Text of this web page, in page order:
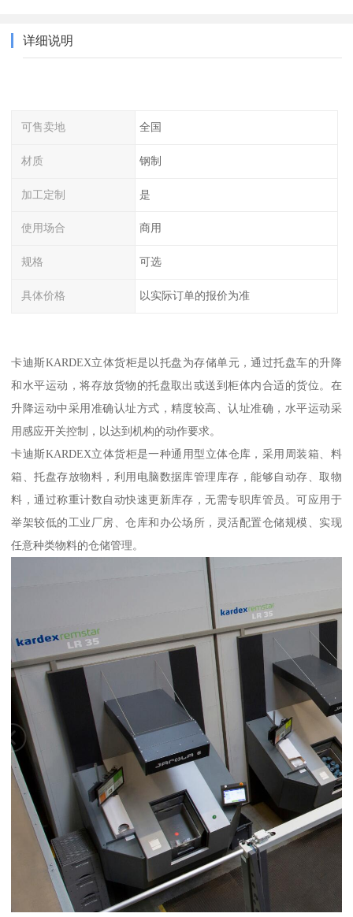
详细说明
可售卖地 全国
材质 钢制
加工定制 是
使用场合 商用
规格 可选
具体价格 以实际订单的报价为准
卡迪斯KARDEX立体货柜是以托盘为存储单元，通过托盘车的升降
和水平运动，将存放货物的托盘取出或送到柜体内合适的货位。在
升降运动中采用准确认址方式，精度较高、认址准确，水平运动采
用感应开关控制，以达到机构的动作要求。
卡迪斯KARDEX立体货柜是一种通用型立体仓库，采用周装箱、料
箱、托盘存放物料，利用电脑数据库管理库存，能够自动存、取物
料，通过称重计数自动快速更新库存，无需专职库管员。可应用于
举架较低的工业厂房、仓库和办公场所，灵活配置仓储规模、实现
任意种类物料的仓储管理。